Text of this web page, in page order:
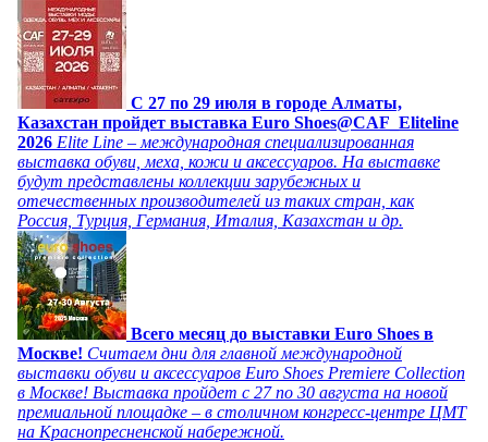
C 27 по 29 июля в городе Алматы,
Казахстан пройдет выставка Euro Shoes@CAF_Eliteline
2026 Elite Line – международная специализированная
выставка обуви, меха, кожи и аксессуаров. На выставке
будут представлены коллекции зарубежных и
отечественных производителей из таких стран, как
Россия, Турция, Германия, Италия, Казахстан и др.
Всего месяц до выставки Euro Shoes в
Москве! Считаем дни для главной международной
выставки обуви и аксессуаров Euro Shoes Premiere Collection
в Москве! Выставка пройдет с 27 по 30 августа на новой
премиальной площадке – в столичном конгресс-центре ЦМТ
на Краснопресненской набережной.